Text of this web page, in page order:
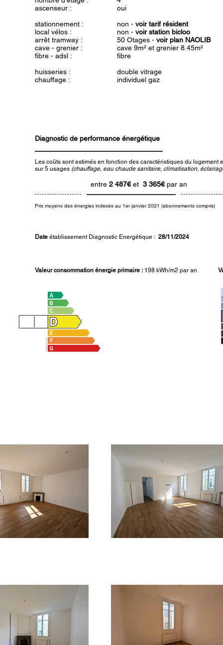
ascenseur :
stationnement :
local vélos :
arrêt tramway :
cave - grenier :
fibre - adsl :
huisseries :
chauffage :
oui
non - voir tarif résident
non - voir station bicloo
50 Otages - voir plan NAOLIB
cave 9m² et grenier 8.45m²
fibre
double vitrage
individuel gaz
Diagnostic de performance énergétique
Les coûts sont estimés en fonction des caractéristiques du logement
sur 5 usages (chauffage, eau chaude sanitaire, climatisation,
entre 2 487€et 3 365€par an
Prix moyens des énergies indexés au 1er janvier 2021 (abonnements compris)
Date établissement Diagnostic Energétique : 28/11/2024
Valeur consommation énergie primaire : 198 kWh/m2 par an